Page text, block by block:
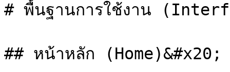
# พื้นฐานการใช้งาน
## หน้าหลัก (Home)&#x20;